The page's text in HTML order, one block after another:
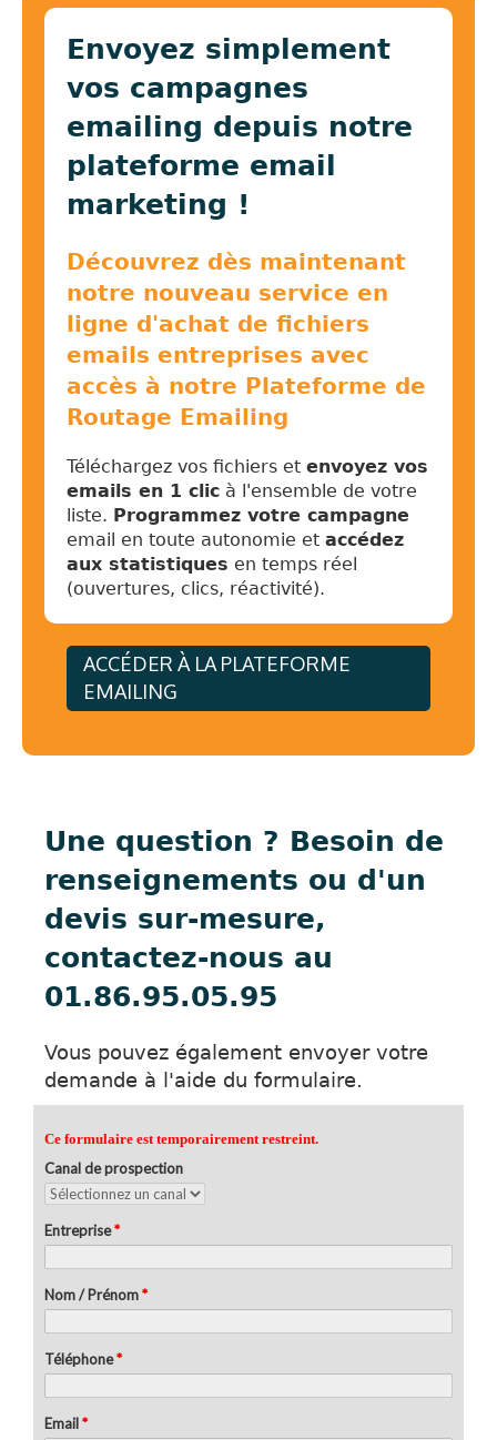
Envoyez simplement
vos campagnes
emailing depuis notre
plateforme email
marketing !
Découvrez dès maintenant
notre nouveau service en
ligne d'achat de fichiers
emails entreprises avec
accès à notre Plateforme de
Routage Emailing
Téléchargez vos fichiers et envoyez vos
emails en 1 clic à l'ensemble de votre
liste. Programmez votre campagne
email en toute autonomie et accédez
aux statistiques en temps réel
(ouvertures, clics, réactivité).
ACCÉDER À LA PLATEFORME
EMAILING
Une question ? Besoin de
renseignements ou d'un
devis sur-mesure,
contactez-nous au
01.86.95.05.95
Vous pouvez également envoyer votre
demande à l'aide du formulaire.